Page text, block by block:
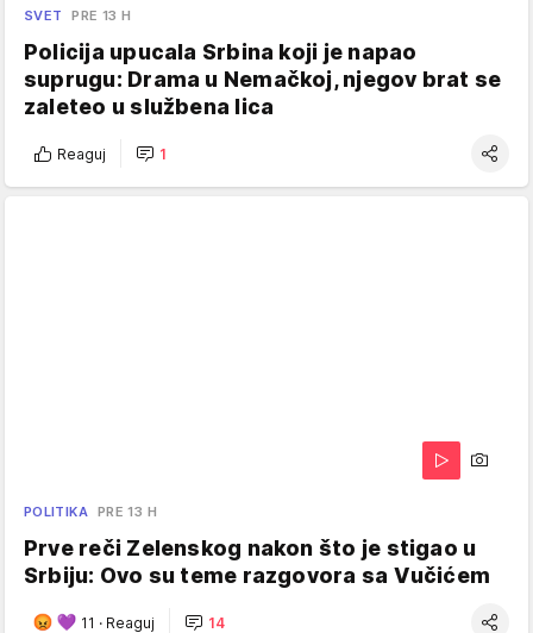
SVET PRE 13 H
Policija upucala Srbina koji je napao
suprugu: Drama u Nemačkoj, njegov brat se
zaleteo u službena lica
Reaguj 1
POLITIKA PRE 13 H
Prve reči Zelenskog nakon što je stigao u
Srbiju: Ovo su teme razgovora sa Vučićem
11 · Reaguj 14